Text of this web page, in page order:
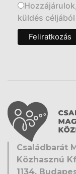
küldés
Családbarát
Közhasznú
1134,